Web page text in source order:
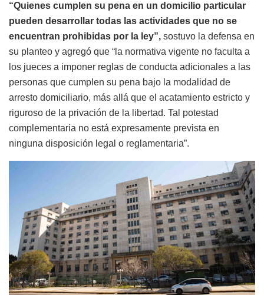
“Quienes cumplen su pena en un domicilio particular
pueden desarrollar todas las actividades que no se
encuentran prohibidas por la ley”, sostuvo la defensa en
su planteo y agregó que “la normativa vigente no faculta a
los jueces a imponer reglas de conducta adicionales a las
personas que cumplen su pena bajo la modalidad de
arresto domiciliario, más allá que el acatamiento estricto y
riguroso de la privación de la libertad. Tal potestad
complementaria no está expresamente prevista en
ninguna disposición legal o reglamentaria”.